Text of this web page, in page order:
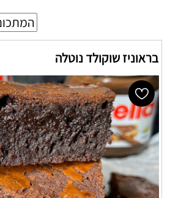
בראוניז שוקולד נוטלה